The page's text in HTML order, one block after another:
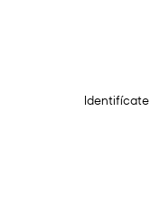
Identifícate